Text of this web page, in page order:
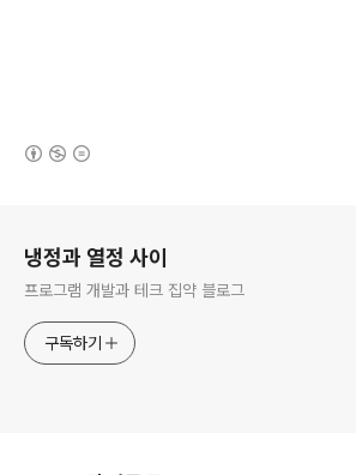
냉정과 열정 사이
프로그램 개발과 테크 집약 블로그
구독하기